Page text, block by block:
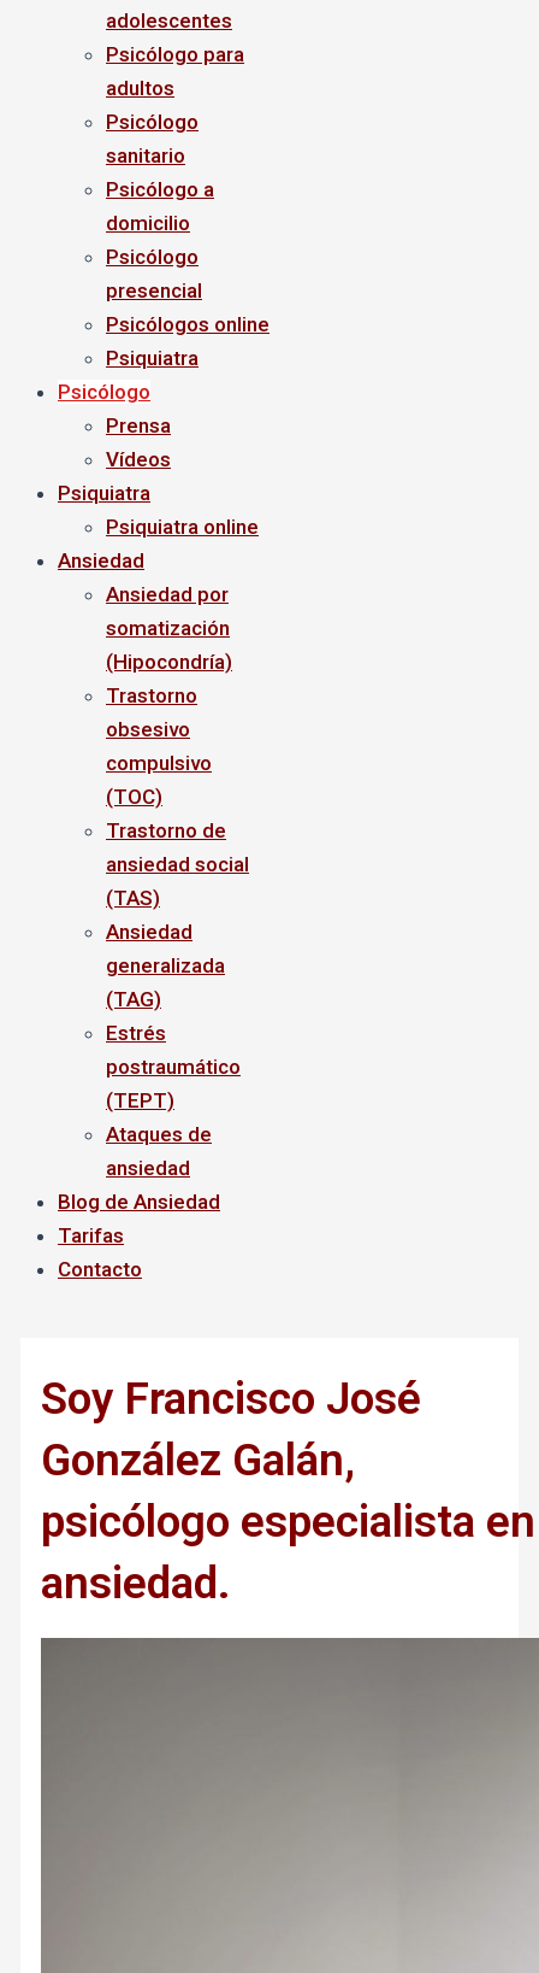
adolescentes
Psicólogo para
adultos
Psicólogo
sanitario
Psicólogo a
domicilio
Psicólogo
presencial
Psicólogos online
Psiquiatra
Psicólogo
Prensa
Vídeos
Psiquiatra
Psiquiatra online
Ansiedad
Ansiedad por
somatización
(Hipocondría)
Trastorno
obsesivo
compulsivo
(TOC)
Trastorno de
ansiedad social
(TAS)
Ansiedad
generalizada
(TAG)
Estrés
postraumático
(TEPT)
Ataques de
ansiedad
Blog de Ansiedad
Tarifas
Contacto
Soy Francisco José
González Galán,
psicólogo especialista en
ansiedad.